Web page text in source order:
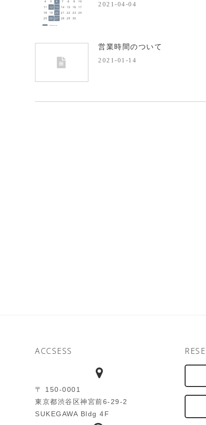
2021-04-04
営業時間のついて
2021-01-14
ACCSESS
〒 150-0001
東京都渋谷区神宮前6-29-2
SUKEGAWA Bldg 4F